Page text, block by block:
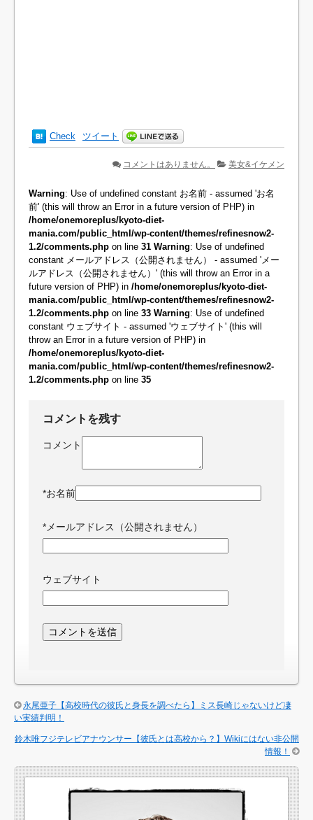
Check ツイート
コメントはありません。 美女&イケメン
Warning: Use of undefined constant お名前 - assumed 'お名
前' (this will throw an Error in a future version of PHP) in
/home/onemoreplus/kyoto-diet-
mania.com/public_html/wp-content/themes/refinesnow2-
1.2/comments.php on line 31 Warning: Use of undefined
constant メールアドレス（公開されません） - assumed 'メー
ルアドレス（公開されません）' (this will throw an Error in a
future version of PHP) in /home/onemoreplus/kyoto-diet-
mania.com/public_html/wp-content/themes/refinesnow2-
1.2/comments.php on line 33 Warning: Use of undefined
constant ウェブサイト - assumed 'ウェブサイト' (this will
throw an Error in a future version of PHP) in
/home/onemoreplus/kyoto-diet-
mania.com/public_html/wp-content/themes/refinesnow2-
1.2/comments.php on line 35
コメントを残す
コメント
*お名前
* メールアドレス（公開されません）
ウェブサイト
永尾亜子【高校時代の彼氏と身長を調べたら】ミス長崎じゃないけど凄
い実績判明！
鈴木唯フジテレビアナウンサー【彼氏とは高校から？】Wikiにはない非公開
情報！